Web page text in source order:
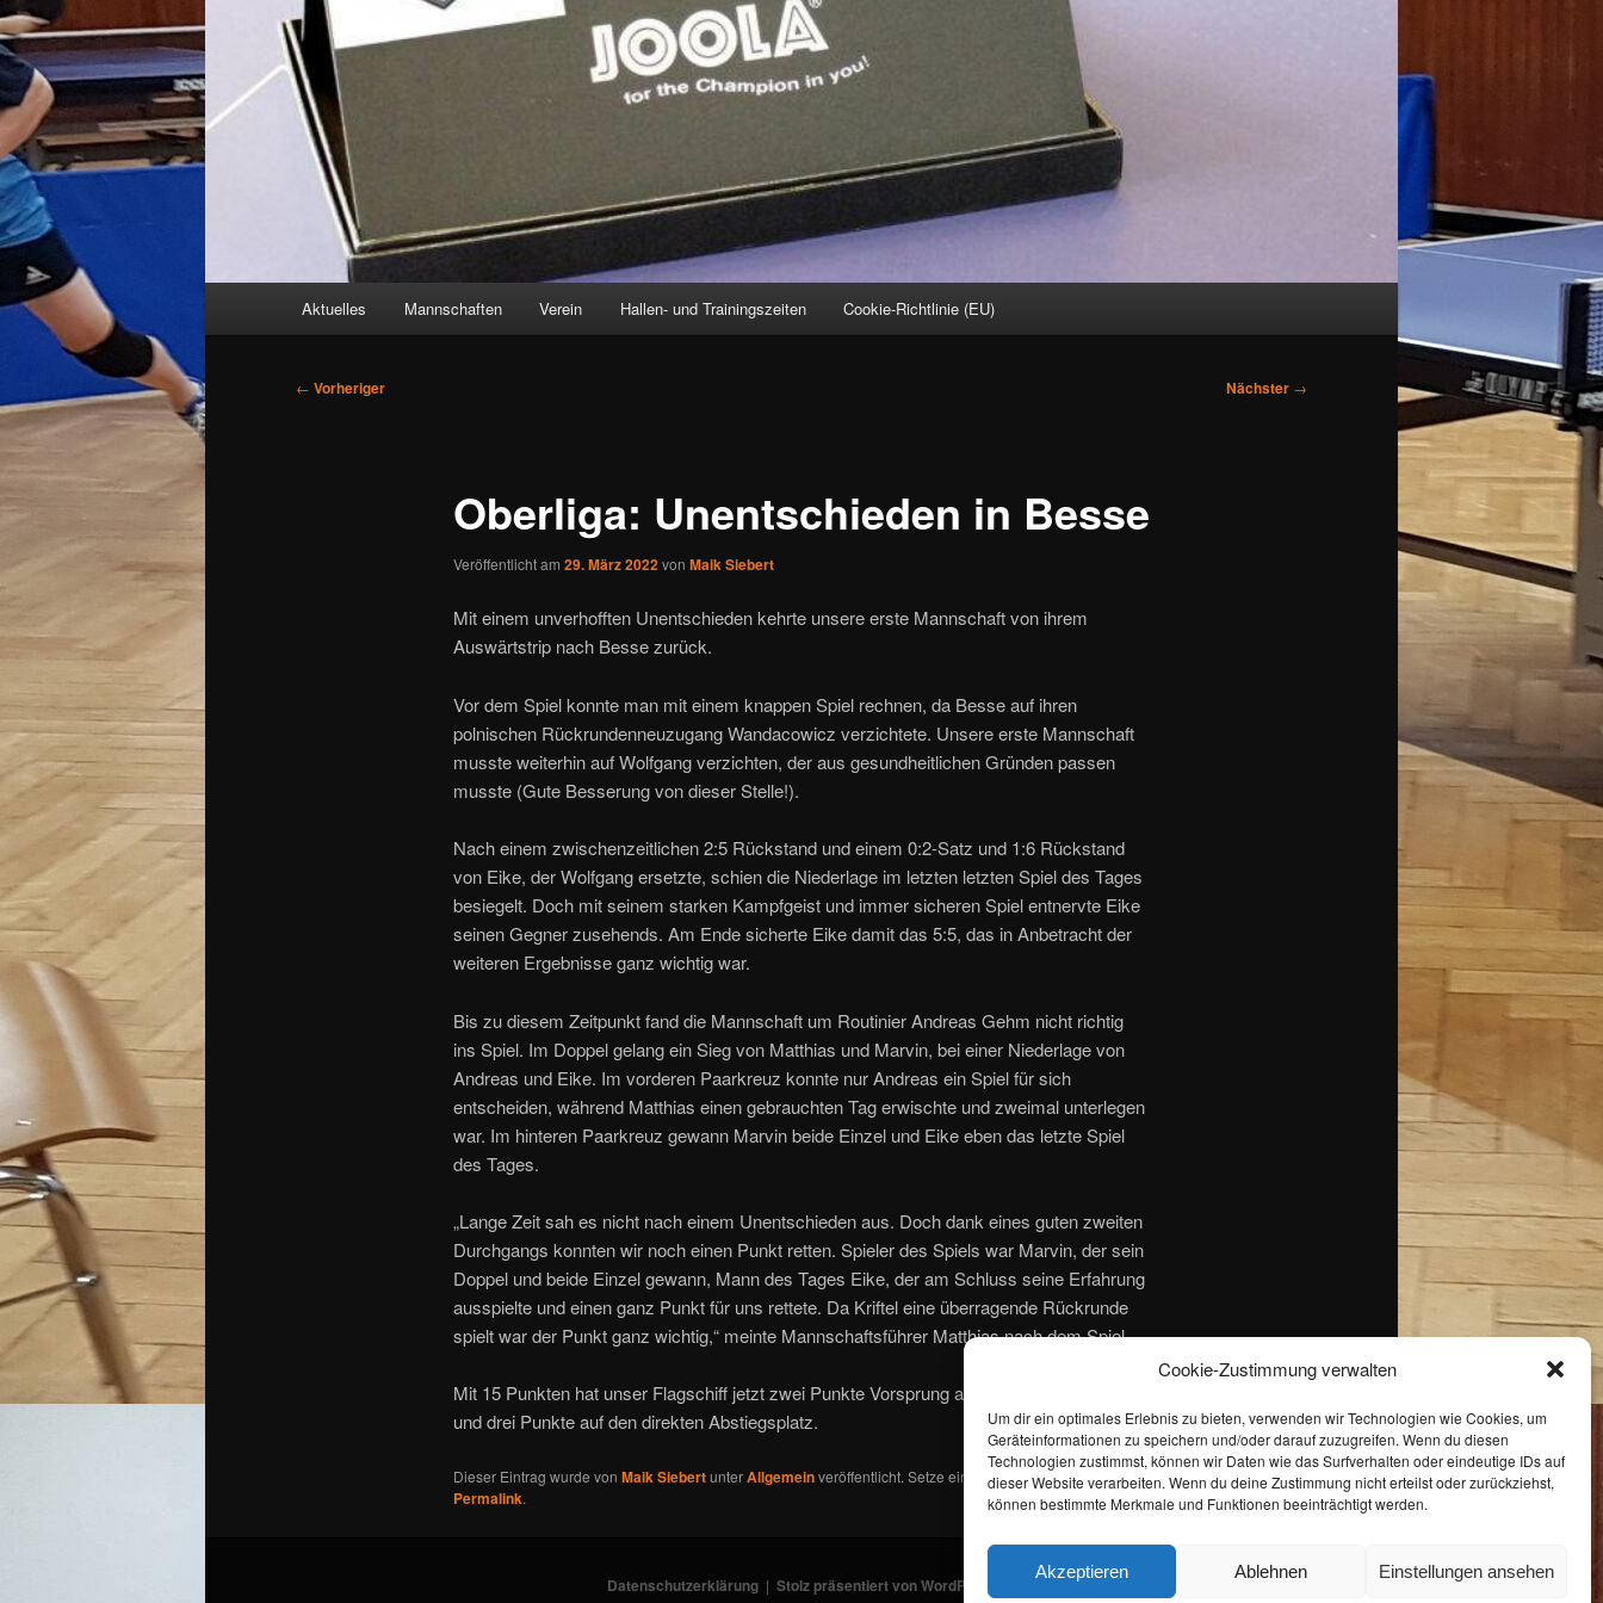
Cookie-Zustimmung verwalten
Um dir ein optimales Erlebnis zu bieten, verwenden wir Technologien wie Cookies, um
Geräteinformationen zu speichern und/oder darauf zuzugreifen. Wenn du diesen
Technologien zustimmst, können wir Daten wie das Surfverhalten oder eindeutige IDs auf
dieser Website verarbeiten. Wenn du deine Zustimmung nicht erteilst oder zurückziehst,
können bestimmte Merkmale und Funktionen beeinträchtigt werden.
Akzeptieren Ablehnen Einstellungen ansehen
Aktuelles Mannschaften Verein Hallen- und Trainingszeiten Cookie-Richtlinie (EU)
Beitragsnavigation
← Vorheriger Nächster →
Oberliga: Unentschieden in Besse
Veröffentlicht am 29. März 2022von Maik Siebert
Mit einem unverhofften Unentschieden kehrte unsere erste Mannschaft von ihrem
Auswärtstrip nach Besse zurück.
Vor dem Spiel konnte man mit einem knappen Spiel rechnen, da Besse auf ihren
polnischen Rückrundenneuzugang Wandacowicz verzichtete. Unsere erste Mannschaft
musste weiterhin auf Wolfgang verzichten, der aus gesundheitlichen Gründen passen
musste (Gute Besserung von dieser Stelle!).
Nach einem zwischenzeitlichen 2:5 Rückstand und einem 0:2-Satz und 1:6 Rückstand
von Eike, der Wolfgang ersetzte, schien die Niederlage im letzten letzten Spiel des Tages
besiegelt. Doch mit seinem starken Kampfgeist und immer sicheren Spiel entnervte Eike
seinen Gegner zusehends. Am Ende sicherte Eike damit das 5:5, das in Anbetracht der
weiteren Ergebnisse ganz wichtig war.
Bis zu diesem Zeitpunkt fand die Mannschaft um Routinier Andreas Gehm nicht richtig
ins Spiel. Im Doppel gelang ein Sieg von Matthias und Marvin, bei einer Niederlage von
Andreas und Eike. Im vorderen Paarkreuz konnte nur Andreas ein Spiel für sich
entscheiden, während Matthias einen gebrauchten Tag erwischte und zweimal unterlegen
war. Im hinteren Paarkreuz gewann Marvin beide Einzel und Eike eben das letzte Spiel
des Tages.
„Lange Zeit sah es nicht nach einem Unentschieden aus. Doch dank eines guten zweiten
Durchgangs konnten wir noch einen Punkt retten. Spieler des Spiels war Marvin, der sein
Doppel und beide Einzel gewann, Mann des Tages Eike, der am Schluss seine Erfahrung
ausspielte und einen ganz Punkt für uns rettete. Da Kriftel eine überragende Rückrunde
spielt war der Punkt ganz wichtig,“ meinte Mannschaftsführer Matthias nach dem Spiel.
Mit 15 Punkten hat unser Flagschiff jetzt zwei Punkte Vorsprung auf den Relegationsplatz
und drei Punkte auf den direkten Abstiegsplatz.
Dieser Eintrag wurde von Maik SiebertunterAllgemeinveröffentlicht. Setze ein Lesezeichen für den
Permalink.
Datenschutzerklärung Stolz präsentiert von WordPress